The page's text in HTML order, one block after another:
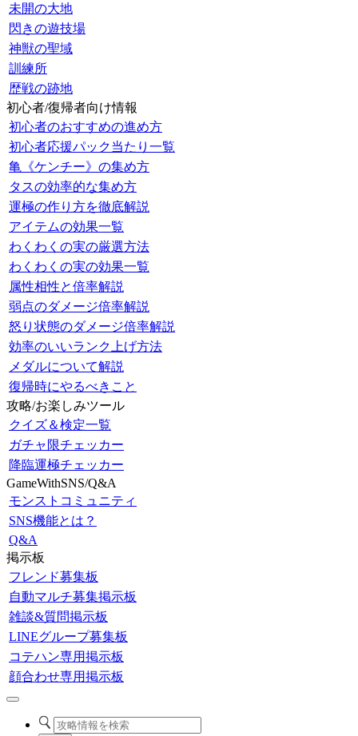
未開の大地
閃きの遊技場
神獣の聖域
訓練所
歴戦の跡地
初心者/復帰者向け情報
初心者のおすすめの進め方
初心者応援パック当たり一覧
亀《ケンチー》の集め方
タスの効率的な集め方
運極の作り方を徹底解説
アイテムの効果一覧
わくわくの実の厳選方法
わくわくの実の効果一覧
属性相性と倍率解説
弱点のダメージ倍率解説
怒り状態のダメージ倍率解説
効率のいいランク上げ方法
メダルについて解説
復帰時にやるべきこと
攻略/お楽しみツール
クイズ＆検定一覧
ガチャ限チェッカー
降臨運極チェッカー
GameWithSNS/Q&A
モンストコミュニティ
SNS機能とは？
Q&A
掲示板
フレンド募集板
自動マルチ募集掲示板
雑談&質問掲示板
LINEグループ募集板
コテハン専用掲示板
顔合わせ専用掲示板